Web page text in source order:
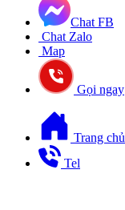
Chat FB
Chat Zalo
Map
Gọi ngay
Trang chủ
Tel